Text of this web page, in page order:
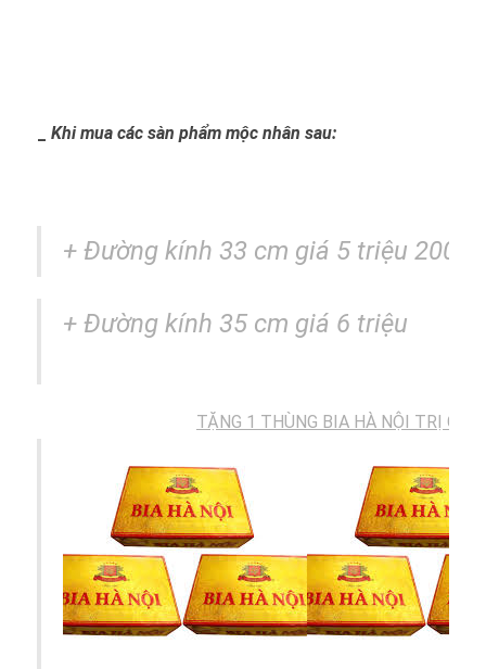
Khi mua các sàn phẩm mộc nhân sau:
+ Đường kính 33 cm giá 5 triệu 200k
+ Đường kính 35 cm giá 6 triệu
TẶNG 1 THÙNG BIA HÀ NỘI TRỊ GIÁ: